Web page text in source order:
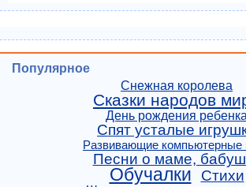
Популярное
Снежная королева
Сказки народов
День рождения ребенка
Спят усталые
Развивающие компьютерные
Песни о маме,
Обучалки Стихи